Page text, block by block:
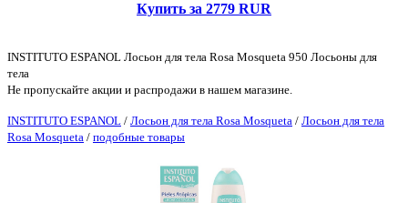
Купить за 2779 RUR
INSTITUTO ESPANOL Лосьон для тела Rosa Mosqueta 950 Лосьоны для
тела
Не пропускайте акции и распродажи в нашем магазине.
INSTITUTO ESPANOL / Лосьон для тела Rosa Mosqueta / Лосьон для тела
Rosa Mosqueta / подобные товары